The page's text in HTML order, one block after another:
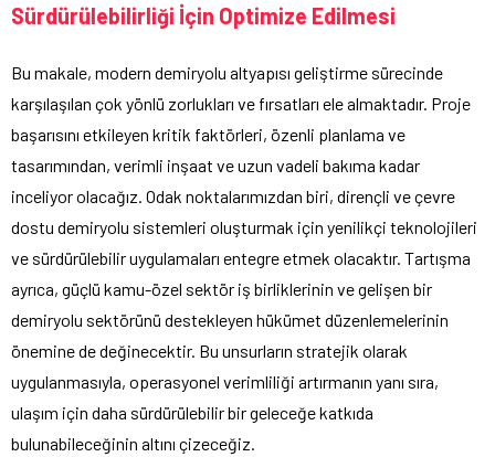
Sürdürülebilirliği İçin Optimize Edilmesi
Bu makale, modern demiryolu altyapısı geliştirme sürecinde
karşılaşılan çok yönlü zorlukları ve fırsatları ele almaktadır. Proje
başarısını etkileyen kritik faktörleri, özenli planlama ve
tasarımından, verimli inşaat ve uzun vadeli bakıma kadar
inceliyor olacağız. Odak noktalarımızdan biri, dirençli ve çevre
dostu demiryolu sistemleri oluşturmak için yenilikçi teknolojileri
ve sürdürülebilir uygulamaları entegre etmek olacaktır. Tartışma
ayrıca, güçlü kamu-özel sektör iş birliklerinin ve gelişen bir
demiryolu sektörünü destekleyen hükümet düzenlemelerinin
önemine de değinecektir. Bu unsurların stratejik olarak
uygulanmasıyla, operasyonel verimliliği artırmanın yanı sıra,
ulaşım için daha sürdürülebilir bir geleceğe katkıda
bulunabileceğinin altını çizeceğiz.